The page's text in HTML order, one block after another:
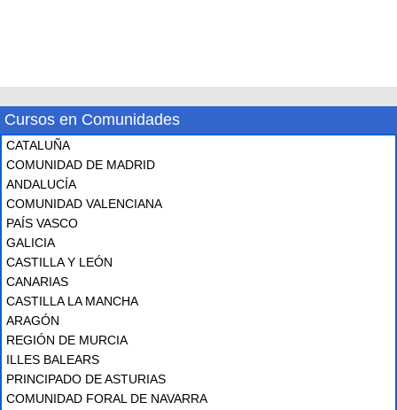
Cursos en Comunidades
CATALUÑA
COMUNIDAD DE MADRID
ANDALUCÍA
COMUNIDAD VALENCIANA
PAÍS VASCO
GALICIA
CASTILLA Y LEÓN
CANARIAS
CASTILLA LA MANCHA
ARAGÓN
REGIÓN DE MURCIA
ILLES BALEARS
PRINCIPADO DE ASTURIAS
COMUNIDAD FORAL DE NAVARRA